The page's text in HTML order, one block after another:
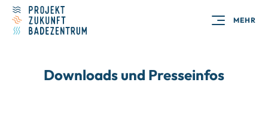
MEHR
Downloads und Presseinfos